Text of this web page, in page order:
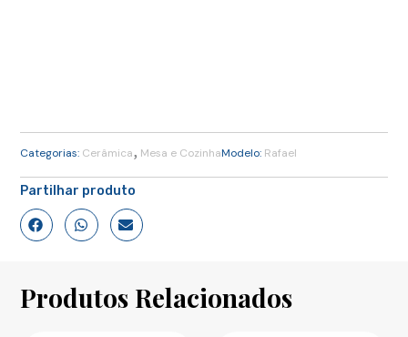
Categorias: Cerâmica, Mesa e CozinhaModelo: Rafael
Partilhar produto
Produtos Relacionados